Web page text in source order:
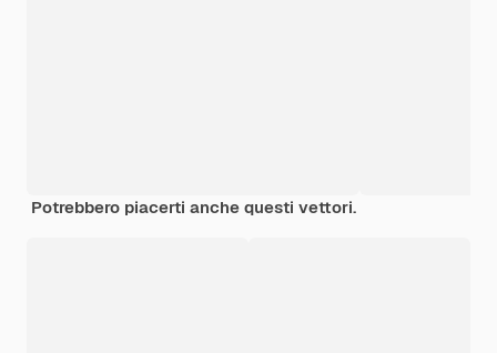
Potrebbero piacerti anche questi vettori.